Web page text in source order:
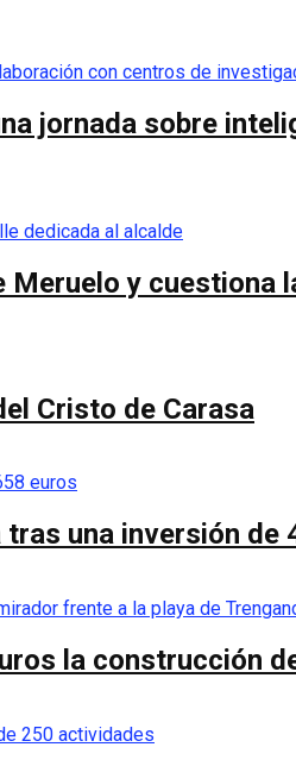
jornada sobre
y cuestiona
Cristo de Carasa
una inversión de
la construcción